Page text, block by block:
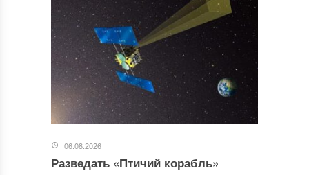
06.08.2026
Разведать «Птичий корабль»